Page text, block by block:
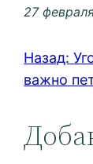
27
Назад:
важно